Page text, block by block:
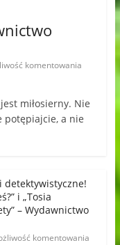
komentowania
miłosierny. Nie
potępiajcie, a nie
detektywistyczne!
i „Tosia
– Wydawnictwo
komentowania